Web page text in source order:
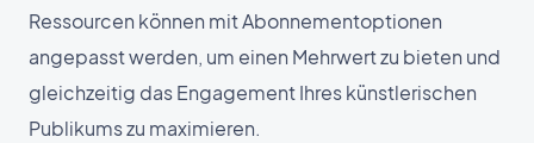
Ressourcen können mit Abonnementoptionen
angepasst werden, um einen Mehrwert zu bieten und
gleichzeitig das Engagement Ihres künstlerischen
Publikums zu maximieren.